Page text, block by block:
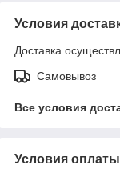
Условия
Доставка
Самовывоз
Все условия
Условия оплаты